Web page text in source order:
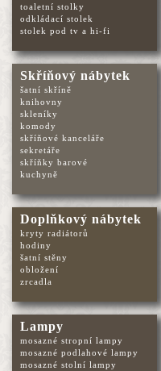
toaletní stolky
odkládací stolek
stolek pod tv a hi-fi
Skříňový nábytek
šatní skříně
knihovny
skleníky
komody
skříňové kanceláře
sekretáře
skříňky barové
kuchyně
Doplňkový nábytek
kryty radiátorů
hodiny
šatní stěny
obložení
zrcadla
Lampy
mosazné stropní lampy
mosazné podlahové lampy
mosazné stolní lampy